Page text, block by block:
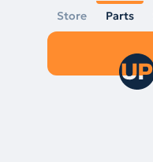
Store Parts